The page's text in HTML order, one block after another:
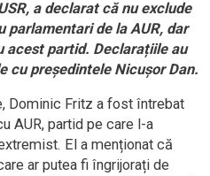
a declarat că nu exclude
parlamentari de la AUR, dar
acest partid. Declarațiile au
cu președintele Nicușor Dan.
Dominic Fritz a fost întrebat
AUR, partid pe care l-a
El a menționat că
ar putea fi îngrijorați de